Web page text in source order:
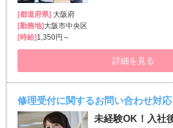
[都道府県] 大阪府
[勤務地] 大阪市中央区
[時給] 1,350円～
詳細を見る
修理受付に関するお問い合わせ対応
未経験OK！入社